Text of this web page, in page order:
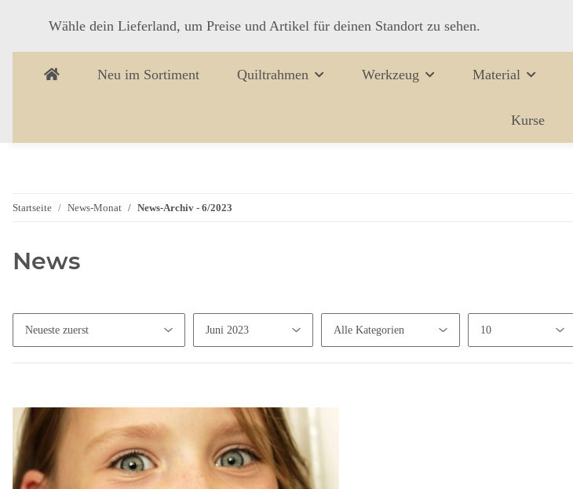
Wähle dein Lieferland, um Preise und Artikel für deinen Standort zu sehen.
Neu im Sortiment Quiltrahmen Werkzeug Material
Kurse
Startseite News-Monat News-Archiv - 6/2023
News